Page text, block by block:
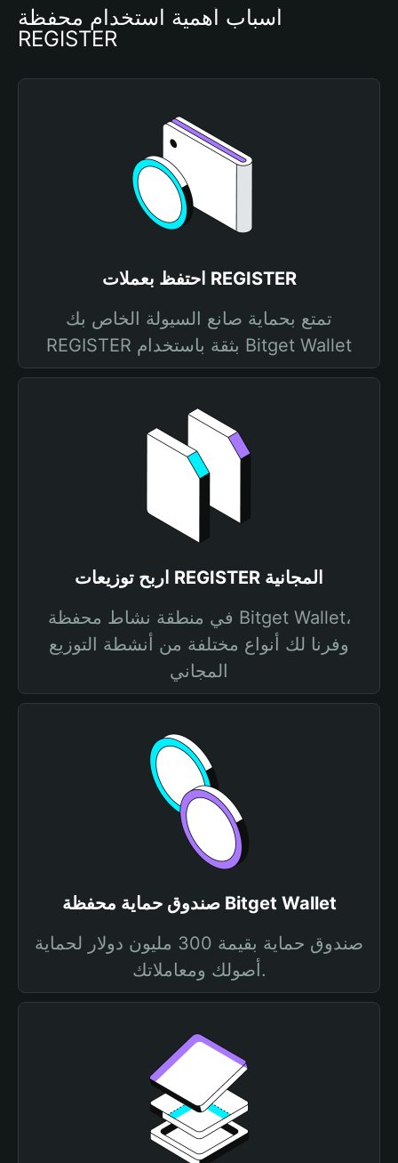
أسباب أهمية استخدام محفظة
REGISTER
احتفظ بعملات REGISTER
تمتع بحماية صانع السيولة الخاص بك
REGISTER بثقة باستخدام Bitget Wallet
اربح توزيعات REGISTER المجانية
في منطقة نشاط محفظة Bitget Wallet،
وفرنا لك أنواع مختلفة من أنشطة التوزيع
المجاني
صندوق حماية محفظة Bitget Wallet
صندوق حماية بقيمة 300 مليون دولار لحماية
أصولك ومعاملاتك.